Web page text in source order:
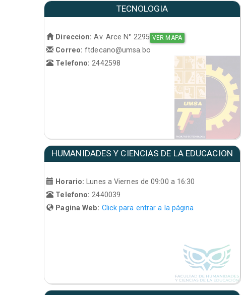
TECNOLOGIA
Direccion: Av. Arce N° 2295 VER MAPA
Correo:ftdecano@umsa.bo
Telefono:2442598
HUMANIDADES Y CIENCIAS DE LA EDUCACION
Horario:
Lunes a Viernes de 09:00 a 16:30
Telefono: 2440039
Pagina Web: Click para entrar a la página